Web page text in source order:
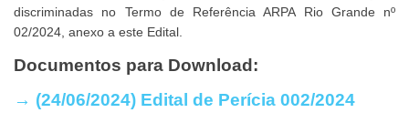
discriminadas no Termo de Referência ARPA Rio Grande nº
02/2024, anexo a este Edital.
Documentos para Download:
→ (24/06/2024) Edital de Perícia 002/2024